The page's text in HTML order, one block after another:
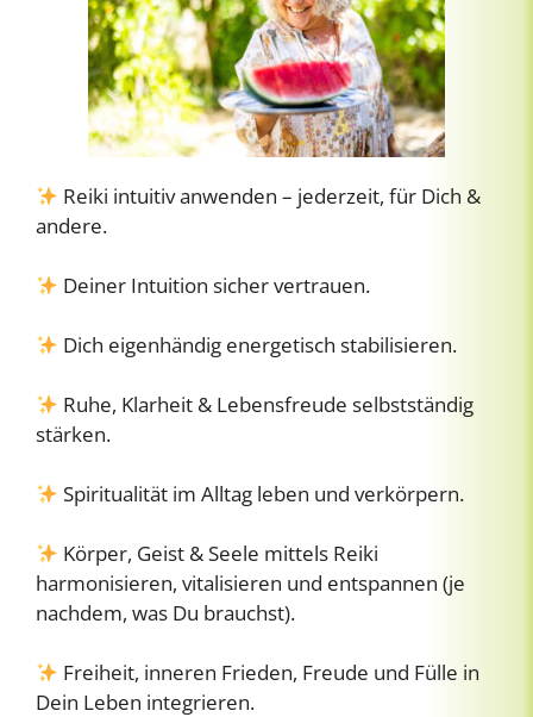
Reiki intuitiv anwenden – jederzeit, für Dich &
andere.
Deiner Intuition sicher vertrauen.
Dich eigenhändig energetisch stabilisieren.
Ruhe, Klarheit & Lebensfreude selbstständig
stärken.
Spiritualität im Alltag leben und verkörpern.
Körper, Geist & Seele mittels Reiki
harmonisieren, vitalisieren und entspannen (je
nachdem, was Du brauchst).
Freiheit, inneren Frieden, Freude und Fülle in
Dein Leben integrieren.